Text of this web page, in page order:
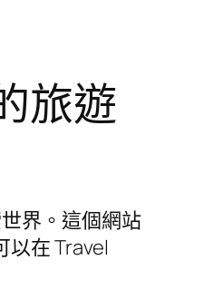
旅遊
界。這個網站
以在 Travel